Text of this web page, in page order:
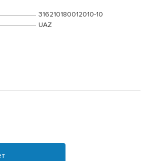
316210180012010-10
UAZ